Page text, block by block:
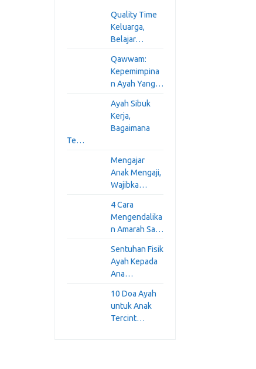
Quality Time
Keluarga,
Belajar…
Qawwam:
Kepemimpina
n Ayah Yang…
Ayah Sibuk
Kerja,
Bagaimana
Te…
Mengajar
Anak Mengaji,
Wajibka…
4 Cara
Mengendalika
n Amarah Sa…
Sentuhan Fisik
Ayah Kepada
Ana…
10 Doa Ayah
untuk Anak
Tercint…